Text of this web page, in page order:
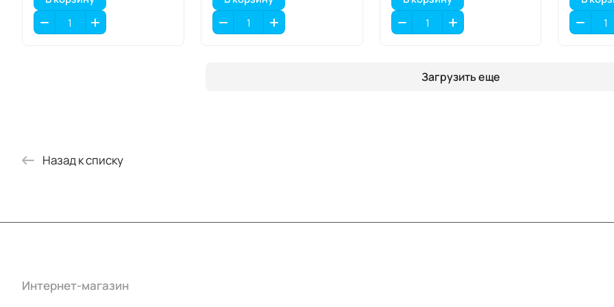
Загрузить еще
Назад к списку
Интернет-магазин